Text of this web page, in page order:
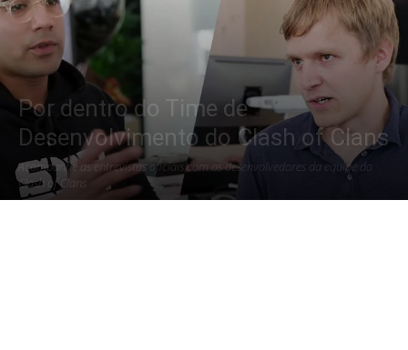
Por dentro do Time de
Desenvolvimento do Clash of Clans
Acompanhe as entrevistas oficiais com os desenvolvedores da equipe do
Clash of Clans